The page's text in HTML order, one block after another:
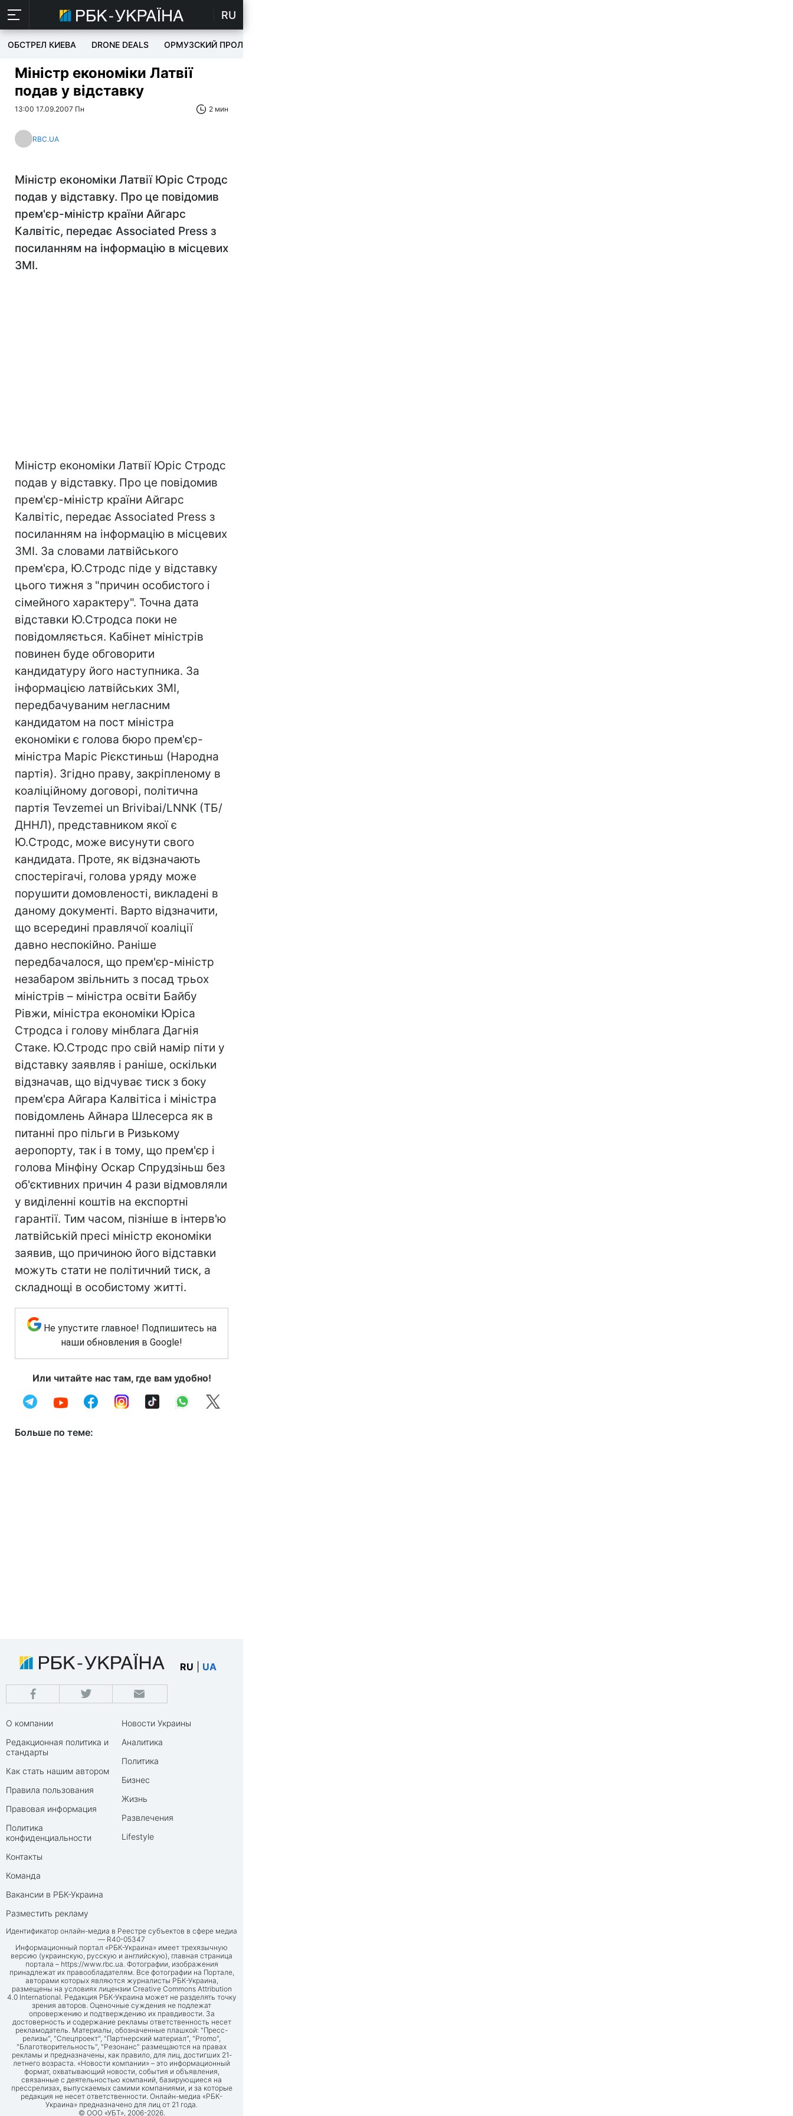
RU
ОБСТРЕЛ КИЕВА DRONE DEALS ОРМУЗСКИЙ ПРОЛИВ
Міністр економіки Латвії
подав у відставку
13:00 17.09.2007 Пн 2 мин
RBC.UA
Міністр економіки Латвії Юріс Стродс
подав у відставку. Про це повідомив
прем'єр-міністр країни Айгарс
Калвітіс, передає Associated Press з
посиланням на інформацію в місцевих
ЗМІ.
Міністр економіки Латвії Юріс Стродс
подав у відставку. Про це повідомив
прем'єр-міністр країни Айгарс
Калвітіс, передає Associated Press з
посиланням на інформацію в місцевих
ЗМІ. За словами латвійського
прем'єра, Ю.Стродс піде у відставку
цього тижня з "причин особистого і
сімейного характеру". Точна дата
відставки Ю.Стродса поки не
повідомляється. Кабінет міністрів
повинен буде обговорити
кандидатуру його наступника. За
інформацією латвійських ЗМІ,
передбачуваним негласним
кандидатом на пост міністра
економіки є голова бюро прем'єр-
міністра Маріс Рієкстиньш (Народна
партія). Згідно праву, закріпленому в
коаліційному договорі, політична
партія Tevzemei un Brivibai/LNNK (TБ/
ДННЛ), представником якої є
Ю.Стродс, може висунути свого
кандидата. Проте, як відзначають
спостерігачі, голова уряду може
порушити домовленості, викладені в
даному документі. Варто відзначити,
що всередині правлячої коаліції
давно неспокійно. Раніше
передбачалося, що прем'єр-міністр
незабаром звільнить з посад трьох
міністрів – міністра освіти Байбу
Рівжи, міністра економіки Юріса
Стродса і голову мінблага Дагнія
Стаке. Ю.Стродс про свій намір піти у
відставку заявляв і раніше, оскільки
відзначав, що відчуває тиск з боку
прем'єра Айгара Калвітіса і міністра
повідомлень Айнара Шлесерса як в
питанні про пільги в Ризькому
аеропорту, так і в тому, що прем'єр і
голова Мінфіну Оскар Спрудзіньш без
об'єктивних причин 4 рази відмовляли
у виділенні коштів на експортні
гарантії. Тим часом, пізніше в інтерв'ю
латвійській пресі міністр економіки
заявив, що причиною його відставки
можуть стати не політичний тиск, а
складнощі в особистому житті.
Не упустите главное! Подпишитесь на
наши обновления в Google!
Или читайте нас там, где вам удобно!
Больше по теме:
RU UA
О компании
Редакционная политика и
стандарты
Как стать нашим автором
Правила пользования
Правовая информация
Политика
конфиденциальности
Контакты
Команда
Вакансии в РБК-Украина
Разместить рекламу
Новости Украины
Аналитика
Политика
Бизнес
Жизнь
Развлечения
Lifestyle
Идентификатор онлайн-медиа в Реестре субъектов в сфере медиа
— R40-05347
Информационный портал «РБК-Украина» имеет трехязычную
версию (украинскую, русскую и английскую), главная страница
портала – https://www.rbc.ua. Фотографии, изображения
принадлежат их правообладателям. Все фотографии на Портале,
авторами которых являются журналисты РБК-Украина,
размещены на условиях лицензии Creative Commons Attribution
4.0 International. Редакция РБК-Украина может не разделять точку
зрения авторов. Оценочные суждения не подлежат
опровержению и подтверждению их правдивости. За
достоверность и содержание рекламы ответственность несет
рекламодатель. Материалы, обозначенные плашкой: "Пресс-
релизы", "Спецпроект", "Партнерский материал", "Promo",
"Благотворительность", "Резонанс" размещаются на правах
рекламы и предназначены, как правило, для лиц, достигших 21-
летнего возраста. «Новости компании» – это информационный
формат, охватывающий новости, события и объявления,
связанные с деятельностью компаний, базирующиеся на
прессрелизах, выпускаемых самими компаниями, и за которые
редакция не несет ответственности. Онлайн-медиа «РБК-
Украина» предназначено для лиц от 21 года.
© ООО «УБТ», 2006-2026.